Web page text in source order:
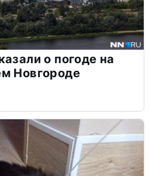
о погоде на
Новгороде